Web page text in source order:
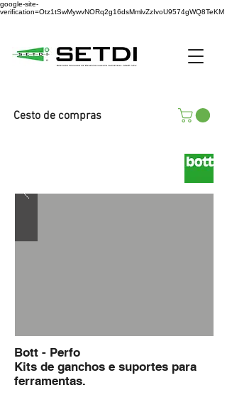
google-site-
verification=Otz1tSwMywvNORq2g16dsMmlvZzIvoU9574gWQ8TeKM
Cesto de compras
Bott - Perfo
Kits de ganchos e suportes para
ferramentas.